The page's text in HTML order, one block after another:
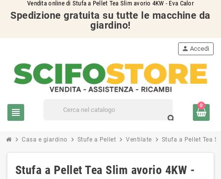
Vendita online di Stufa a Pellet Tea Slim avorio 4KW - Eva Calor
Spedizione gratuita su tutte le macchine da
giardino!
view_headline
search
person Accedi
0
chevron_right Casa e giardino chevron_right Stufe a Pellet chevron_right Ventilate chevron_right Stufa a Pellet Tea
Stufa a Pellet Tea Slim avorio 4KW -